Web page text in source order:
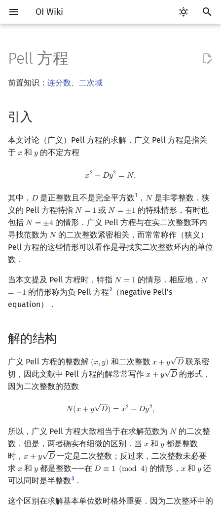
OI Wiki
开
搜
索
Getting Started
如何参与
OI Wiki 不是什么
F.A.Q.
镜像站列表
致谢
比赛相关简介
题型
学习路线 常见技巧
出题
工具软件简介
Atom
Kate
Dev-C++
Geany
Sublime Text
CP Editor
Code::Blocks
评测工具
CCR Plus
命令行
WSL (Windows 10)
Special Judge
Testlib
Validator
Polygon
OJ 工具
LaTeX 入门
Git
语言基础简介
运算
函数
文件操作
C++ 标准库
bitset
C++ 进阶 重载运算符
新版 C++ 特性
Lambda 表达式
编译优化
Python 速成
Java 速成
Java 进阶
算法基础简介
枚举
模拟
排序
插入排序
快速排序
归并排序
桶排序
Tim 排序
排序相关 STL
排序应用
前缀和 & 差分
二分
倍增
构造
搜索部分简介
BFS（搜索）
双向搜索
迭代加深搜索
IDA*
回溯法
Dancing Links
Alpha–Beta 剪枝
优化
动态规划部分简介
记忆化搜索
背包 DP
树形 DP
状压 DP
数位 DP
插头 DP
计数 DP
动态 DP
概率 DP
DP 套 DP
四边形不等式优化
状态设计优化
其它 DP 方法
字符串部分简介
标准库
字符串匹配
前缀函数与 KMP 算法
Boyer–Moore 算法
Z 函数（扩展 KMP）
AC 自动机
后缀数组 (SA)
后缀自动机 (SAM)
后缀平衡树
广义后缀自动机
Manacher
回文树
序列自动机
最小表示法
数字系统简介
平衡三进制
格雷码
引入
Pell 方程
广义 Pell 方程
Pell 方程
负 Pell 方程
范数为 ±4 的情形
一般情形
习题
参考文献与注释
多项式与生成函数简介
快速傅里叶变换
快速数论变换
多项式牛顿迭代
多项式多点求值|快速插值
多项式初等函数
常系数齐次线性递推
多项式平移|连续点值平移
符号化方法
Lagrange 反演
形式幂级数复合|复合逆
指数生成函数
排列组合
容斥原理
斐波那契数列
斯特林数
贝尔数
伯努利数
Entringer Number
Eulerian Number
分拆数
范德蒙德卷积
Pólya 计数
线性代数简介
内积和外积
矩阵
线性空间
线性基
线性映射
特征多项式
对角化
Jordan标准型
线性规划基础
基本概念
环论
域论
基本概念
随机变量
随机变量的数字特征
博弈论简介
零和游戏
非公平组合游戏
插值
高斯消元
牛顿迭代法
数据结构部分简介
队列
链表
堆
左偏树
块状数据结构
树分块
单调栈
单调队列
ST 表
树状数组
线段树
猫树
值
Kinetic Tournament Tree
划分树
二叉搜索树 & 平衡树
WBLT
Size Balanced Tree
AVL 树
左偏红黑树
跳表
可持久化数据结构
可持久化平衡树
树套树
树状数组套权值线段树
K-D Tree
Top Tree
图论部分简介
图的存储
DFS（图论） 树的重心
树上启发式合并
虚树
动态树分治
树上随机游走
有向无环图
拓扑排序
最短路问题
同余最短路
生成树问题
斯坦纳树
拆点
连通性相关
圆方树
环计数问题
2-SAT
欧拉图
哈密顿图
二分图
费用流
一般图最大匹配
计算几何部分简介
三维计算几何基础
距离
凸包
扫描线
旋转卡壳
半平面交
平面最近点对
随机增量法
反演变换
计算几何杂项
杂项简介
双指针
离线算法 莫队算法
模拟退火
悬线法
有限状态自动机
计算理论基础
字节顺序
约瑟夫问题
表达式求值
在一台机器上规划任务
主元素问题
Garsia–Wachs 算法
15-puzzle
Kahan 求和
珂朵莉树/颜色段均摊
空间优化简介
RMQ
括号序列
线段树与离线询问
Pell 方程
前置知识： 连分数、 二次域
引入
本文讨论（广义）Pell 方程的求解．广义 Pell 方程是指关
于 𝑥
x 和𝑦
y的不定方程
𝑥2 −𝐷𝑦2 = 𝑁,
x2−Dy2 =N ,
其中， 𝐷
D 是正整数且不是完全平方数1 ， 𝑁
N 是非零整数．狭
义的 Pell 方程特指 𝑁 = 1
N= 1 或 𝑁 = ±1
N= ±1
的特殊情形，有时也
包括 𝑁 = ±4
N= ±4
的情形．广义 Pell 方程与在实二次整数环内
寻找范数为 𝑁
N 的二次整数紧密相关，而常常称作（狭义）
Pell 方程的这些情形可以看作是寻找实二次整数环内的单位
数．
当本文提及 Pell 方程时，特指 𝑁 = 1
N= 1 的情形．相应地， 𝑁
= −1
N=
的情形称为负 Pell 方程2
（negative Pell's
equation）．
解的结构
广义 Pell 方程的整数解 (𝑥,𝑦)
(x,y) 和二次整数 𝑥+𝑦
√
𝐷
x+yD
联系密
切，因此文献中 Pell 方程的解常常写作 𝑥 +𝑦
√
𝐷
x+yD
的形式．
因为二次整数的范数
𝑁(𝑥+𝑦
√
𝐷) = 𝑥2 −𝐷𝑦2,
N( x+yD)= x2 −D y2
所以，广义 Pell 方程大致相当于在求解范数为 𝑁
N 的二次整
数．但是，两者确实有细微的区别．当 𝑥
x 和𝑦
y都是整数
时， 𝑥 +𝑦
√
𝐷
x+yD
一定是二次整数；反过来，二次整数未必要
求 𝑥
x 和𝑦
y都是整数——在 𝐷 ≡ 1 (mod 4)
D≡ 1( mod4) 的情形，𝑥
x 和𝑦
y 还
可以同时是半整数3 ．
这个区别在求解基本单位数时格外重要．因为二次整环中的